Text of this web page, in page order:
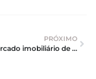
PRÓXIMO
Mercado imobiliário de Miami segue surpreendendo o mundo